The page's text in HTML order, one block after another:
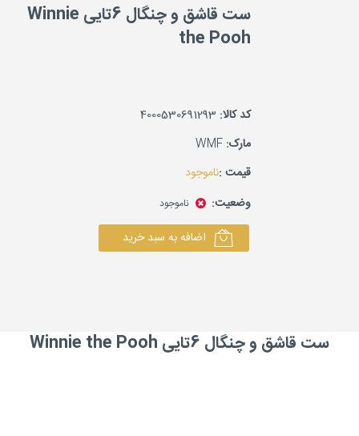
ست قاشق و چنگال 6تایی Winnie
the Pooh
کد کالا:4000530691293
مارک:WMF
قیمت :ناموجود
وضعیت:
ناموجود
اضافه به سبد خرید
ست قاشق و چنگال 6تایی Winnie the Pooh